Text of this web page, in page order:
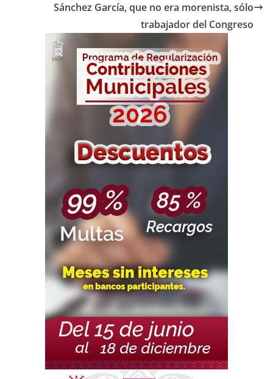
Sánchez García, que no era morenista, sólo
trabajador del Congreso